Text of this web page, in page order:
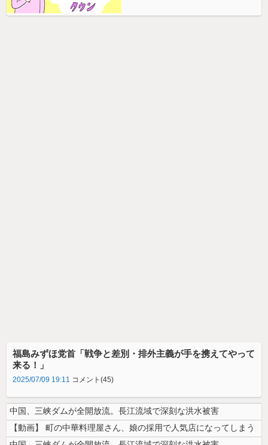
福島みずほ党首「戦争と差別・排外主義が手を携えてやって
来る！」
2025/07/09 19:11 コメント(45)
中国、三峡ダムが全開放流。長江流域で深刻な洪水被害
【動画】 町の中華料理屋さん、娘の採用で人気店になってしまう